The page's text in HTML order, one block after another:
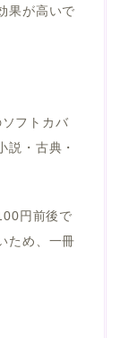
果が高いで
フトカバ
説・古典・
円前後で
ため、一冊